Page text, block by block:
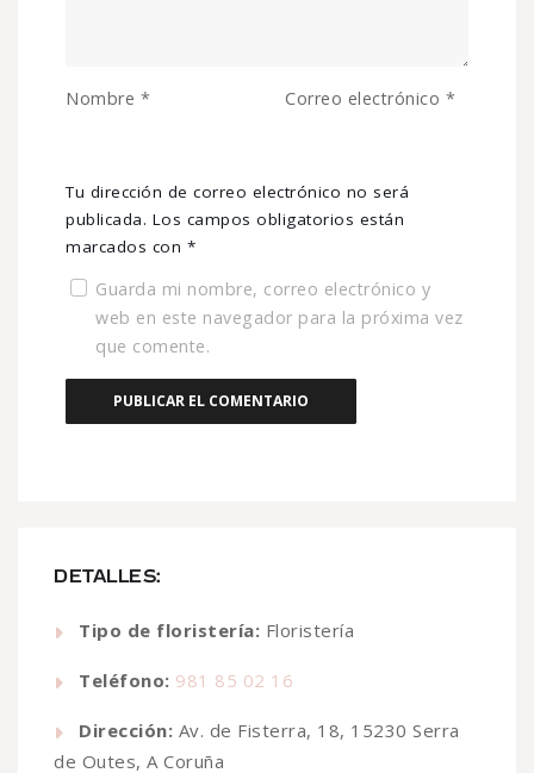
DETALLES:
Tipo de floristería: Floristería
Teléfono: 981 85 02 16
Dirección: Av. de Fisterra, 18, 15230 Serra
de Outes, A Coruña
Tu dirección de correo electrónico no será
publicada. Los campos obligatorios están
marcados con *
Nombre * Correo electrónico *
Guarda mi nombre, correo electrónico y
web en este navegador para la próxima vez
que comente.